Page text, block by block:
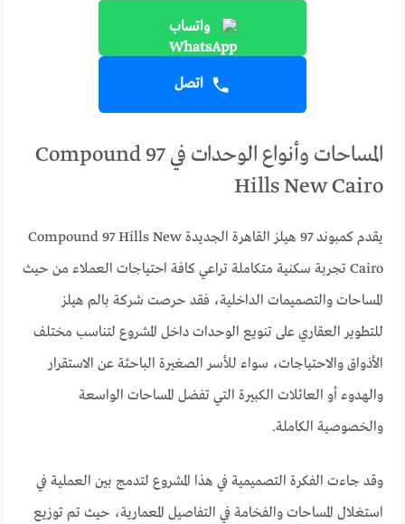
واتساب
اتصل
المساحات وأنواع الوحدات في Compound 97
Hills New Cairo
يقدم كمبوند 97 هيلز القاهرة الجديدة Compound 97 Hills New
Cairo تجربة سكنية متكاملة تراعي كافة احتياجات العملاء من حيث
المساحات والتصميمات الداخلية، فقد حرصت شركة بالم هيلز
للتطوير العقاري على تنويع الوحدات داخل المشروع لتناسب مختلف
الأذواق والاحتياجات، سواء للأسر الصغيرة الباحثة عن الاستقرار
والهدوء أو العائلات الكبيرة التي تفضل المساحات الواسعة
والخصوصية الكاملة.
وقد جاءت الفكرة التصميمية في هذا المشروع لتدمج بين العملية في
استغلال المساحات والفخامة في التفاصيل المعمارية، حيث تم توزيع